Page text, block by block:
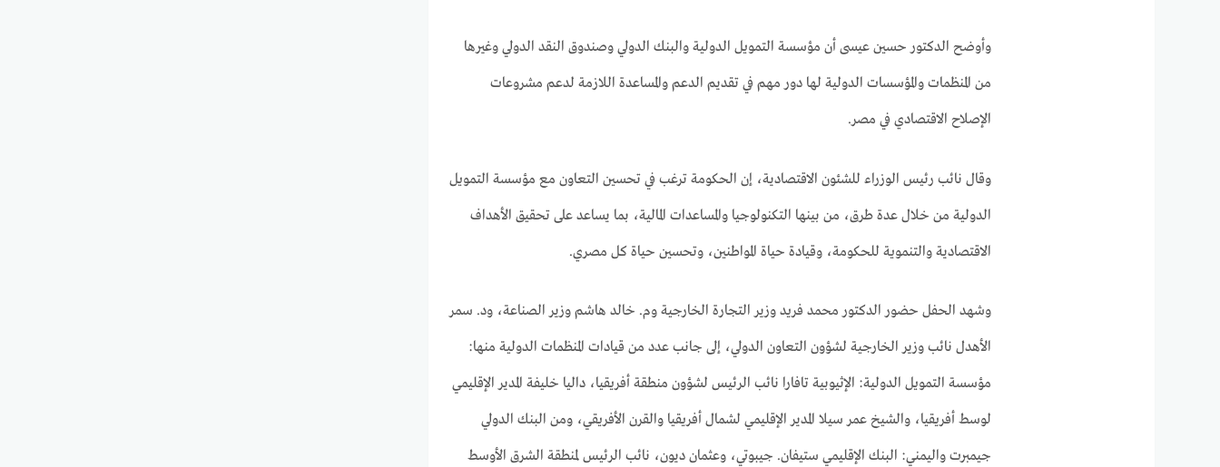
وأوضح الدكتور حسين عيسى أن مؤسسة التمويل الدولية والبنك الدولي وصندوق النقد الدولي وغيرها
من المنظمات والمؤسسات الدولية لها دور مهم في تقديم الدعم والمساعدة اللازمة لدعم مشروعات
الإصلاح الاقتصادي في مصر.
وقال نائب رئيس الوزراء للشئون الاقتصادية، إن الحكومة ترغب في تحسين التعاون مع مؤسسة التمويل
الدولية من خلال عدة طرق، من بينها التكنولوجيا والمساعدات المالية، بما يساعد على تحقيق الأهداف
الاقتصادية والتنموية للحكومة، وقيادة حياة المواطنين، وتحسين حياة كل مصري.
وشهد الحفل حضور الدكتور محمد فريد وزير التجارة الخارجية وم. خالد هاشم وزير الصناعة، ود. سمر
الأهدل نائب وزير الخارجية لشؤون التعاون الدولي، إلى جانب عدد من قيادات المنظمات الدولية منها:
مؤسسة التمويل الدولية: الإثيوبية تافارا نائب الرئيس لشؤون منطقة أفريقيا، داليا خليفة المدير الإقليمي
لوسط أفريقيا، والشيخ عمر سيلا المدير الإقليمي لشمال أفريقيا والقرن الأفريقي، ومن البنك الدولي
جيمبرت واليمني: البنك الإقليمي ستيفان. جيبوتي، وعثمان ديون، نائب الرئيس لمنطقة الشرق الأوسط